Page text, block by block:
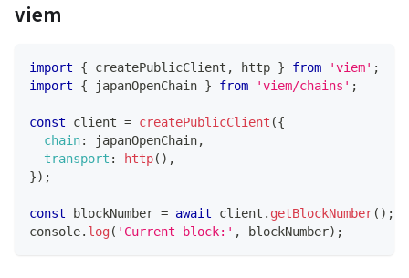
viem
import { createPublicClient , http } from 'viem' ;
import
{ japanOpenChain } from 'viem/chains' ;
const client = createPublicClient ({
chain: japanOpenChain,
transport : http( ) ,
}) ;
const blockNumber = await client . getBlockNumber( ) ;
console. log( 'Current block:' , blockNumber) ;